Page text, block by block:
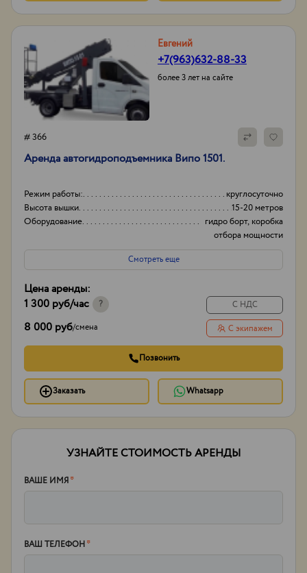
Евгений
+7(963)632-88-33
более 3 лет на сайте
# 366
Аренда автогидроподъемника Випо 1501.
Режим работы:
круглосуточно
Высота вышки
15-20 метров
Оборудование
гидро борт, коробка
отбора мощности
(ком)
Смотреть еще
Цена аренды:
1 300 руб/час ?
8 000 руб/смена
С НДС
С экипажем
Позвонить
Заказать Whatsapp
УЗНАЙТЕ СТОИМОСТЬ АРЕНДЫ
ВАШЕ ИМЯ*
ВАШ ТЕЛЕФОН*